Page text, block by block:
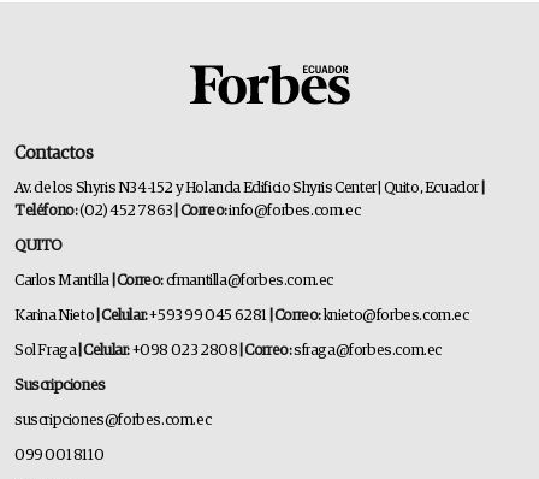
Contactos
Av. de los Shyris N34-152 y Holanda Edificio Shyris Center | Quito, Ecuador
Teléfono:(02) 452 7863 | Correo:info@forbes.com.ec
QUITO
Carlos Mantilla | Correo:cfmantilla@forbes.com.ec
Karina Nieto | Celular:+593 99 045 6281 | Correo:knieto@forbes.com.ec
Sol Fraga| Celular:+098 023 2808 | Correo:sfraga@forbes.com.ec
Suscripciones
suscripciones@forbes.com.ec
099 001 8110